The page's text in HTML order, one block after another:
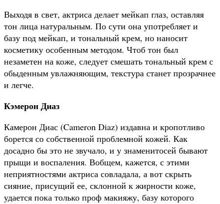
Выходя в свет, актриса делает мейкап глаз, оставляя
тон лица натуральным. По сути она употребляет и
базу под мейкап, и тональный крем, но наносит
косметику особенным методом. Чтоб тон был
незаметен на коже, следует смешать тональный крем с
обыденным увлажняющим, текстура станет прозрачнее
и легче.
Кэмерон Диаз
Камерон Диас (Cameron Diaz) издавна и кропотливо
борется со собственной проблемной кожей. Как
досадно бы это не звучало, и у знаменитосей бывают
прыщи и воспаления. Вобщем, кажется, с этими
неприятностями актриса совладала, а вот скрыть
сияние, присущий ее, склонной к жирности коже,
удается пока только проф макияжу, базу которого